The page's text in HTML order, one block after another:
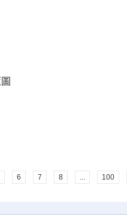
6 7 8 ... 100